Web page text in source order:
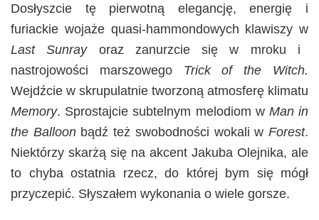
Dosłyszcie tę pierwotną elegancję, energię i
furiackie wojaże quasi-hammondowych klawiszy w
Last Sunrayoraz zanurzcie się w mroku i
nastrojowości marszowego Trick of the Witch.
Wejdźcie w skrupulatnie tworzoną atmosferę klimatu
Memory. Sprostajcie subtelnym melodiom w Man in
the Balloonbądź też swobodności wokali wForest.
Niektórzy skarżą się na akcent Jakuba Olejnika, ale
to chyba ostatnia rzecz, do której bym się mógł
przyczepić. Słyszałem wykonania o wiele gorsze.